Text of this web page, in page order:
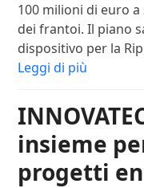
100 milioni di euro
dei frantoi. Il piano
dispositivo per la
Leggi di più
insieme
progetti